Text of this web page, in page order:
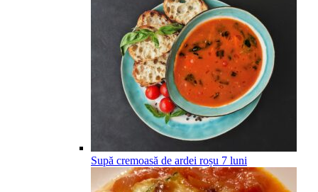
Supă cremoasă de ardei roșu 7 luni